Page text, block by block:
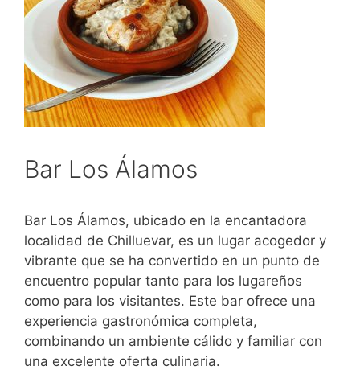
Bar Los Álamos
Bar Los Álamos, ubicado en la encantadora
localidad de Chilluevar, es un lugar acogedor y
vibrante que se ha convertido en un punto de
encuentro popular tanto para los lugareños
como para los visitantes. Este bar ofrece una
experiencia gastronómica completa,
combinando un ambiente cálido y familiar con
una excelente oferta culinaria.